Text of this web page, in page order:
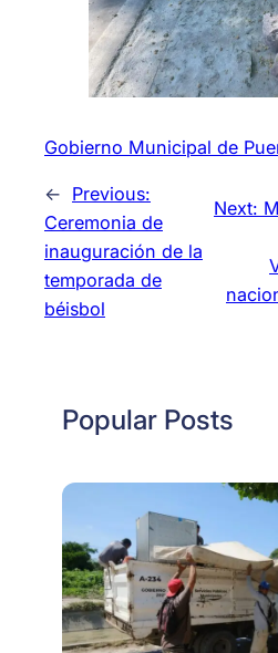
Gobierno Municipal de
← Previous:
Ceremonia de
inauguración de la
temporada de
béisbol
Next:
Popular Posts